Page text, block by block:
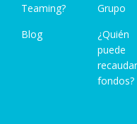
Teaming?
Blog
Grupo
¿Quién
puede
recaudar
fondos?